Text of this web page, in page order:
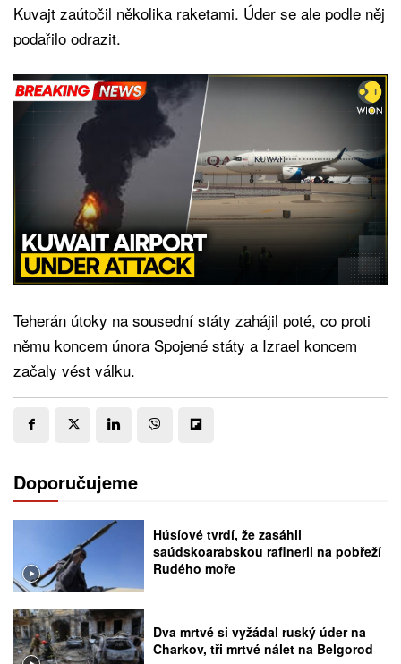
Kuvajt zaútočil několika raketami. Úder se ale podle něj
podařilo odrazit.
Teherán útoky na sousední státy zahájil poté, co proti
němu koncem února Spojené státy a Izrael koncem
začaly vést válku.
Doporučujeme
Húsíové tvrdí, že zasáhli
saúdskoarabskou rafinerii na pobřeží
Rudého moře
Dva mrtvé si vyžádal ruský úder na
Charkov, tři mrtvé nálet na Belgorod